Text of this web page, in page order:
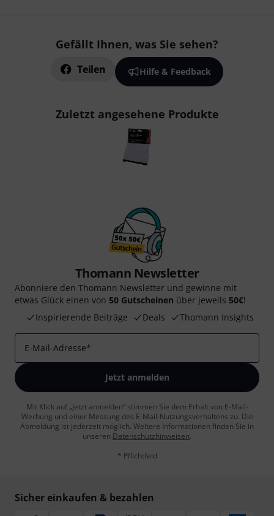
Gefällt Ihnen, was Sie sehen?
Teilen Hilfe & Feedback
Zuletzt angesehene Produkte
Thomann Newsletter
Abonniere den Thomann Newsletter und gewinne mit
etwas Glück einen von 50 Gutscheinen über jeweils 50€!
Inspirierende Beiträge
Deals Thomann Insights
E-Mail-Adresse*
Jetzt anmelden
Mit Klick auf „Jetzt anmelden“ stimmen Sie dem Erhalt von E-Mail-
Werbung und einer Messung des E-Mail-Nutzungsverhaltens zu. Die
Abmeldung ist jederzeit möglich. Weitere Informationen finden Sie in
unseren Datenschutzhinweisen.
* Pflichtfeld
Sicher einkaufen & bezahlen